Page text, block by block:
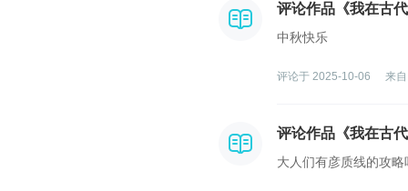
评论作品《我在古
中秋快乐
评论于 2025-10-06 来
评论作品《我在古
大人们有彦质线的攻略